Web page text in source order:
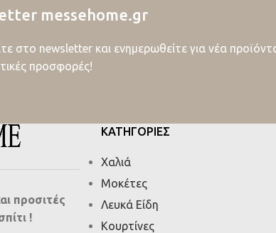
messehome.gr
στο newsletter και ενημερωθείτε για νέα
προσφορές!
προσιτές
!
ΚΑΤΗΓΟΡΙΕΣ
Χαλιά
Μοκέτες
Λευκά Είδη
Κουρτίνες